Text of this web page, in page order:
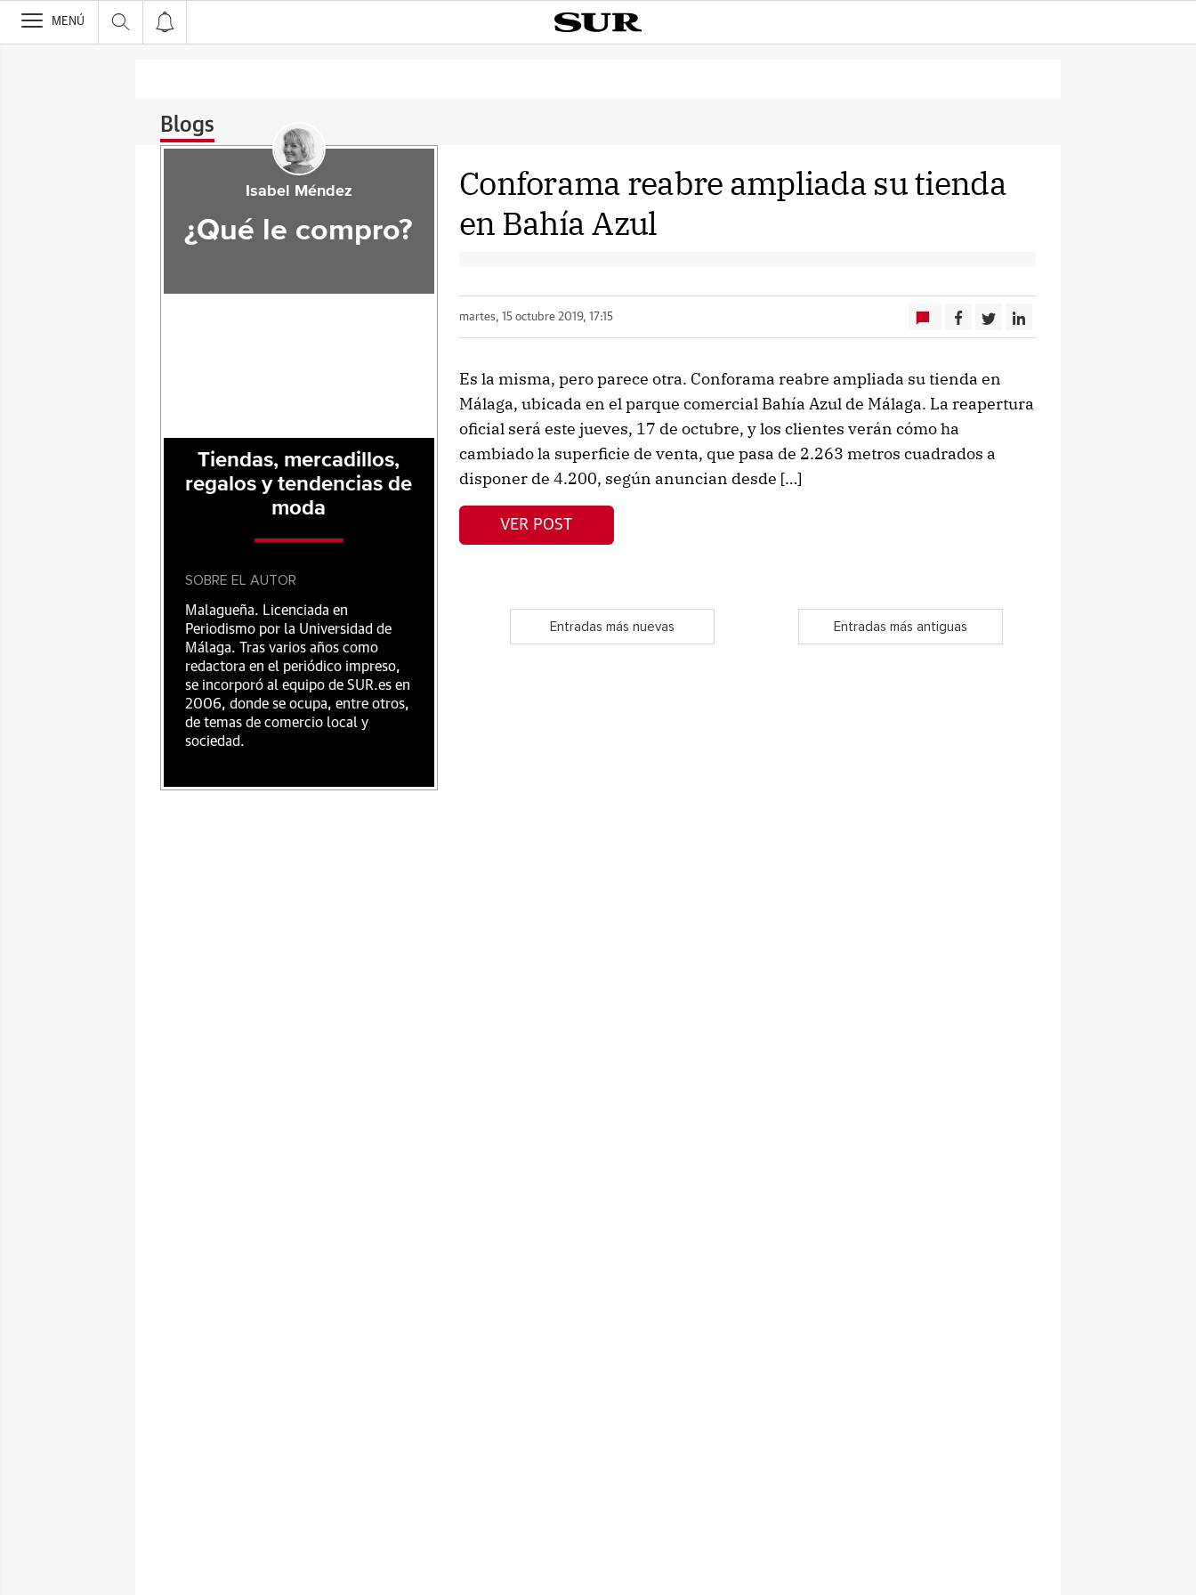
>
MENÚ
Blogs
Conforama reabre ampliada su tienda
en Bahía Azul
martes, 15 octubre 2019, 17:15
Es la misma, pero parece otra. Conforama reabre ampliada su tienda en
Málaga, ubicada en el parque comercial Bahía Azul de Málaga. La reapertura
oficial será este jueves, 17 de octubre, y los clientes verán cómo ha
cambiado la superficie de venta, que pasa de 2.263 metros cuadrados a
disponer de 4.200, según anuncian desde […]
VER POST
Entradas más nuevas Entradas más antiguas
Isabel Méndez
¿Qué le compro?
Tiendas, mercadillos,
regalos y tendencias de
moda
SOBRE EL AUTOR
Malagueña. Licenciada en
Periodismo por la Universidad de
Málaga. Tras varios años como
redactora en el periódico impreso,
se incorporó al equipo de SUR.es en
2006, donde se ocupa, entre otros,
de temas de comercio local y
sociedad.